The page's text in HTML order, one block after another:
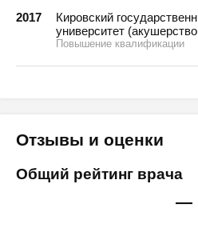
2017
Кировский
университет (акушерство
Повышение квалификации
Отзывы и оценки
Общий рейтинг врача
—